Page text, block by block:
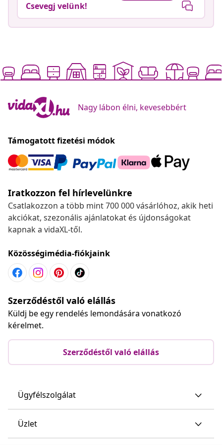
Csevegj velünk!
Nagy lábon élni, kevesebbért
Támogatott fizetési módok
Iratkozzon fel hírlevelünkre
Csatlakozzon a több mint 700 000 vásárlóhoz, akik heti
akciókat, szezonális ajánlatokat és újdonságokat
kapnak a vidaXL-től.
Közösségimédia-fiókjaink
Szerződéstől való elállás
Küldj be egy rendelés lemondására vonatkozó
kérelmet.
Szerződéstől való elállás
Ügyfélszolgálat
Üzlet